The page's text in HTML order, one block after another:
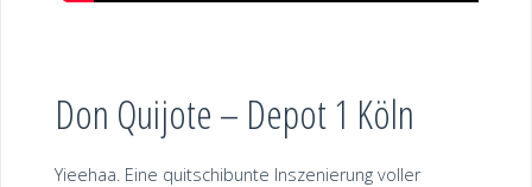
Don Quijote – Depot 1 Köln
Yieehaa. Eine quitschibunte Inszenierung voller